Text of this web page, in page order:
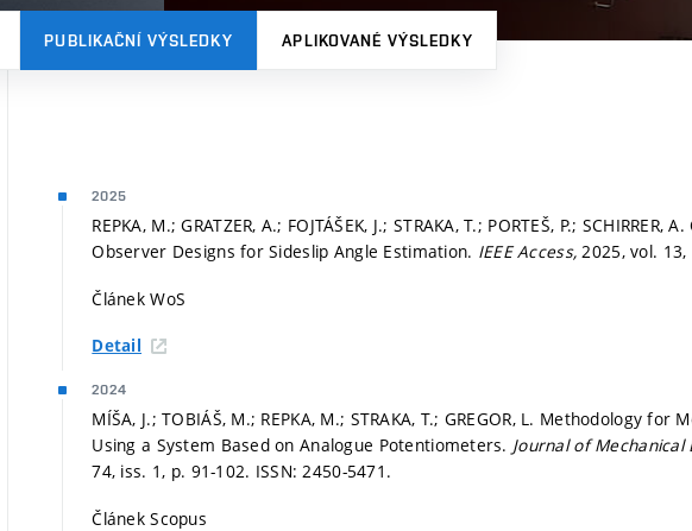
PUBLIKAČNÍ VÝSLEDKY APLIKOVANÉ VÝSLEDKY
2025
REPKA, M.; GRATZER, A.; FOJTÁŠEK, J.; STRAKA, T.; PORTEŠ, P.;
Observer Designs for Sideslip Angle Estimation. IEEE Access,2025, vol. 13,
Článek WoS
Detail
2024
MÍŠA, J.; TOBIÁŠ, M.; REPKA, M.; STRAKA, T.; GREGOR, L. Methodology
Using a System Based on Analogue Potentiometers. Journal of Mechanical
74, iss. 1, p. 91-102. ISSN: 2450-5471.
Článek Scopus